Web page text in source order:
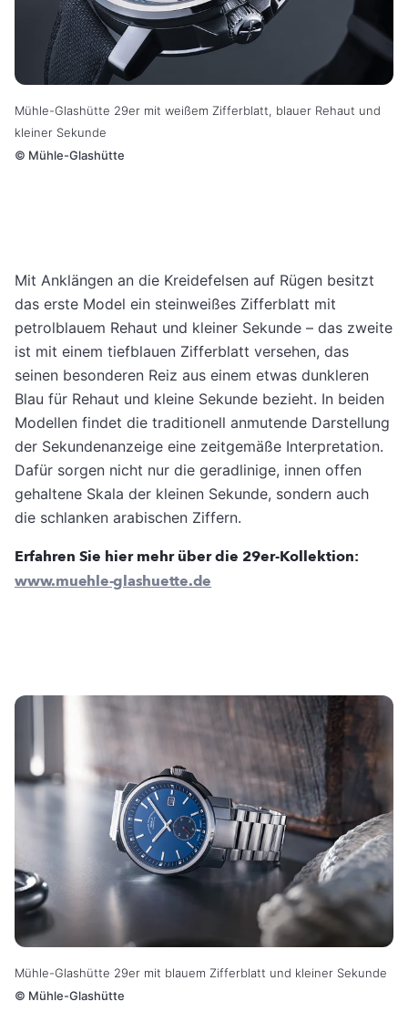
Mühle-Glashütte 29er mit weißem Zifferblatt, blauer Rehaut und
kleiner Sekunde
© Mühle-Glashütte
Mit Anklängen an die Kreidefelsen auf Rügen besitzt
das erste Model ein steinweißes Zifferblatt mit
petrolblauem Rehaut und kleiner Sekunde – das zweite
ist mit einem tiefblauen Zifferblatt versehen, das
seinen besonderen Reiz aus einem etwas dunkleren
Blau für Rehaut und kleine Sekunde bezieht. In beiden
Modellen findet die traditionell anmutende Darstellung
der Sekundenanzeige eine zeitgemäße Interpretation.
Dafür sorgen nicht nur die geradlinige, innen offen
gehaltene Skala der kleinen Sekunde, sondern auch
die schlanken arabischen Ziffern.
Erfahren Sie hier mehr über die 29er-Kollektion:
www.muehle-glashuette.de
Mühle-Glashütte 29er mit blauem Zifferblatt und kleiner Sekunde
© Mühle-Glashütte